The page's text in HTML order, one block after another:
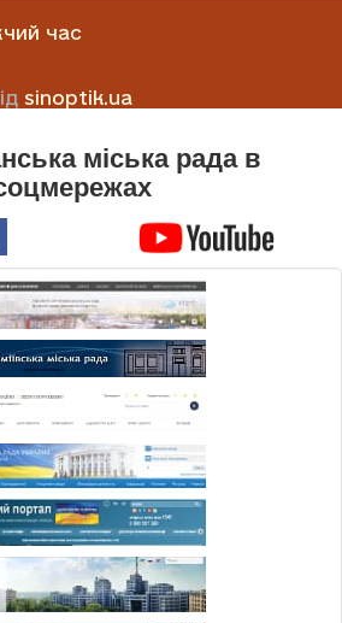
час
sinoptik.ua
міська рада в